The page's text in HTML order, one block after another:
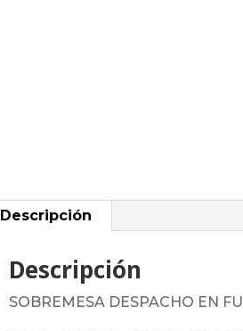
Descripción
Descripción
SOBREMESA DESPACHO EN